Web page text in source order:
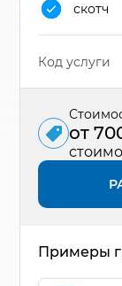
скотч
Код услуги
от
Примеры